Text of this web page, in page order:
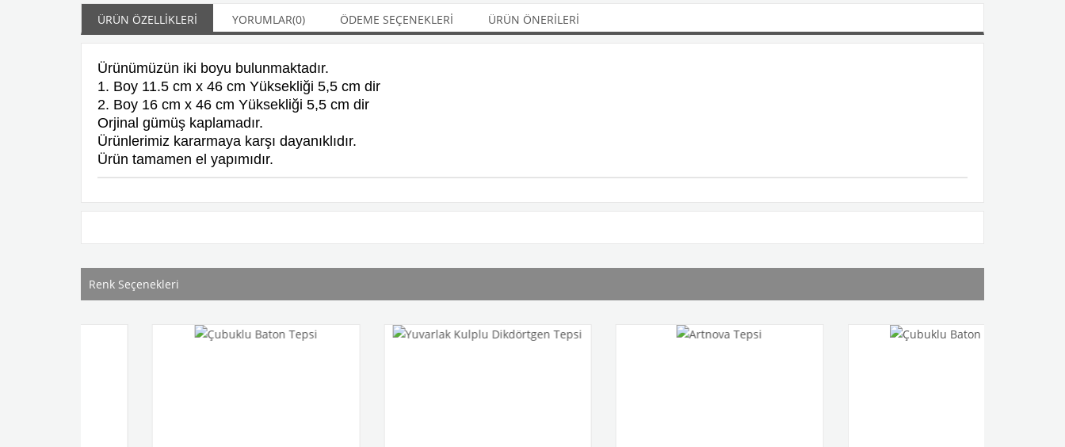
ÜRÜN ÖZELLIKLERI YORUMLAR(0) ÖDEME SEÇENEKLERI ÜRÜN ÖNERILERI
Ürünümüzün iki boyu bulunmaktadır.
1. Boy 11.5 cm x 46 cm Yüksekliği 5,5 cm dir
2. Boy 16 cm x 46 cm Yüksekliği 5,5 cm dir
Orjinal gümüş kaplamadır.
Ürünlerimiz kararmaya karşı dayanıklıdır.
Ürün tamamen el yapımıdır.
Renk Seçenekleri